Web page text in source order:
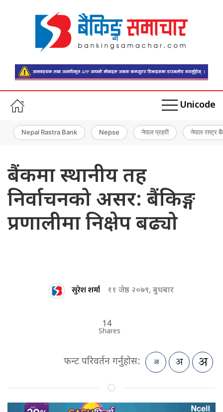
Unicode
Nepal Rastra Bank Nepse नेपाल प्रहरी नेपाल राष्ट्र
बैंकमा स्थानीय तह
निर्वाचनको असर: बैंकिङ्ग
प्रणालीमा निक्षेप बढ्यो
सुरेश शर्मा ११ जेष्ठ २०७९, बुधबार
14
Shares
फन्ट परिवर्तन गर्नुहोस: